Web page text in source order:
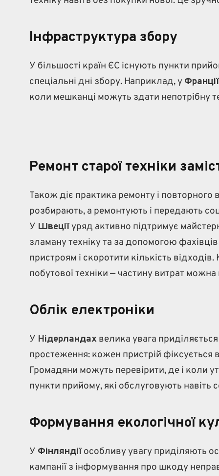
Інфраструктура збору
У більшості країн ЄС існують пункти
спеціальні дні збору. Наприклад, у Франції
коли мешканці можуть здати непотрібну
Ремонт старої техніки
Також діє практика ремонту і повторного
розбирають, а ремонтують і передають
У Швеціїуряд активно підтримує
зламану техніку та за допомогою
пристроям і скоротити кількість
побутової техніки — частину витрат
Облік електроніки
У Нідерландах велика увага
простеження: кожен пристрій фіксується
Громадяни можуть перевірити, де і коли
пункти прийому, які обслуговують навіть
Формування екологічної
У Фінляндії особливу увагу приділяють
кампанії з інформування про шкоду